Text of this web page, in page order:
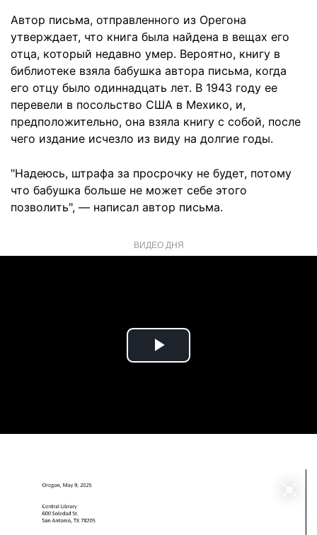
Автор письма, отправленного из Орегона
утверждает, что книга была найдена в вещах его
отца, который недавно умер. Вероятно, книгу в
библиотеке взяла бабушка автора письма, когда
его отцу было одиннадцать лет. В 1943 году ее
перевели в посольство США в Мехико, и,
предположительно, она взяла книгу с собой, после
чего издание исчезло из виду на долгие годы.
"Надеюсь, штрафа за просрочку не будет, потому
что бабушка больше не может себе этого
позволить", — написал автор письма.
ВИДЕО ДНЯ
Play